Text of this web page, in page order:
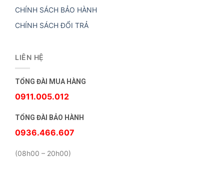
CHÍNH SÁCH BẢO HÀNH
CHÍNH SÁCH ĐỔI TRẢ
LIÊN HỆ
TỔNG ĐÀI MUA HÀNG
0911.005.012
TỔNG ĐÀI BẢO HÀNH
0936.466.607
(08h00 – 20h00)